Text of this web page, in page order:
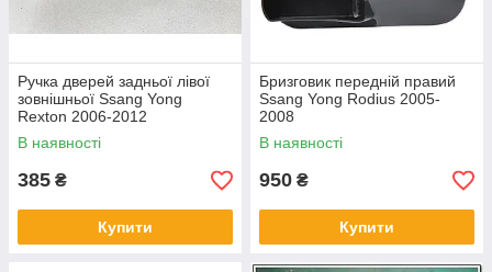
Ручка дверей задньої лівої
зовнішньої Ssang Yong
Rexton 2006-2012
7345008010
В наявності
385 ₴
Купити
Бризговик передній правий
Ssang Yong Rodius 2005-
2008
В наявності
950 ₴
Купити